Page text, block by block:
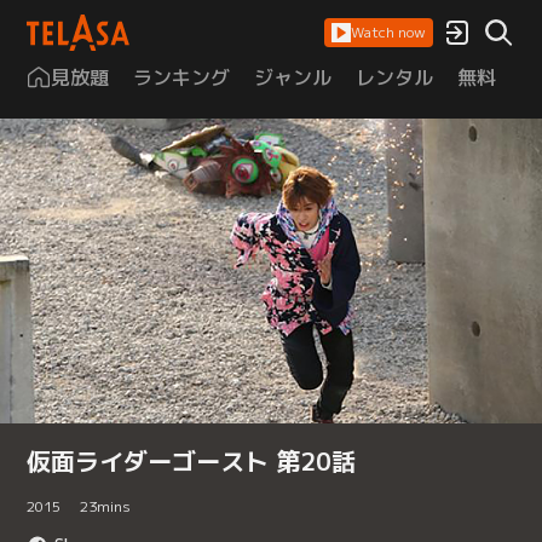
Watch now
見放題 ランキング ジャンル レンタル 無料
仮面ライダーゴースト 第20話
2015 23mins